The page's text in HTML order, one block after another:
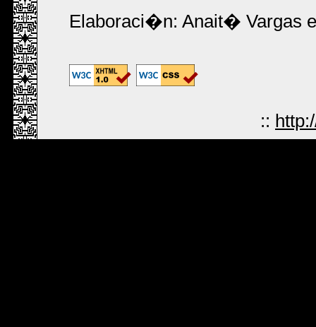
Elaboraci�n: Anait� Vargas
::